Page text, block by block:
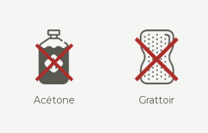
Acétone Grattoir